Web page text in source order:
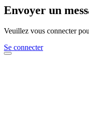
Envoyer un
Veuillez vous connecter
Se connecter